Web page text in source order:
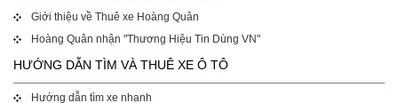
Giới thiệu về Thuê xe Hoàng Quân
Hoàng Quân nhận "Thương Hiệu Tin Dùng VN"
HƯỚNG DẪN TÌM VÀ THUÊ XE Ô TÔ
Hướng dẫn tìm xe nhanh